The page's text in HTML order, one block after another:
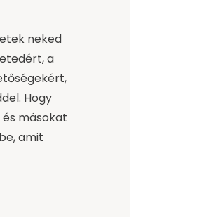
neked
a
Hogy
másokat
amit